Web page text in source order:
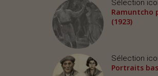
Sélection
Ramuntcho
(1923)
Sélection
Portraits